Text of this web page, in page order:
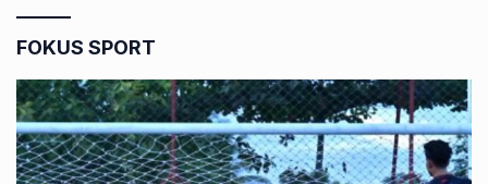
FOKUS SPORT